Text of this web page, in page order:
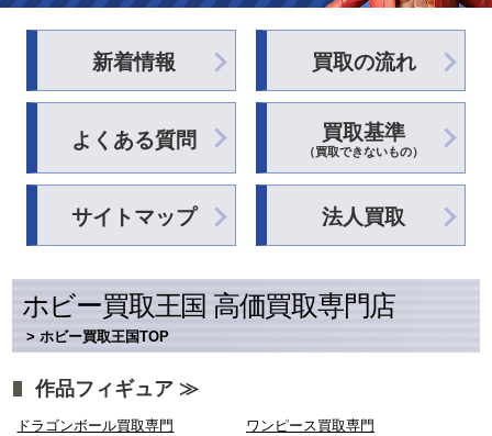
新着情報 買取の流れ
よくある質問 買取基準
（買取できないもの）
サイトマップ 法人買取
ホビー買取王国 高価買取専門店
> ホビー買取王国TOP
作品フィギュア ≫
ドラゴンボール買取専門 ワンピース買取専門